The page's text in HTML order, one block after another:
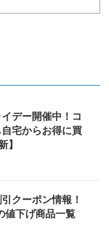
デー開催中！コ
宅からお得に買
】
クーポン情報！
値下げ商品一覧